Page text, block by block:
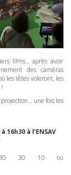
films… après avoir
des caméras
les têtes voleront, les
une fois les
16h30 à l’ENSAV
30 30 10 ou